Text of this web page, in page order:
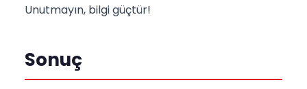
Unutmayın, bilgi güçtür!
Sonuç